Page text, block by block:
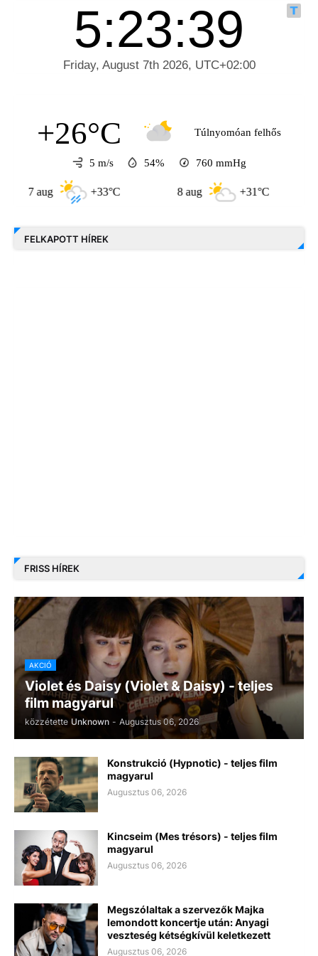
+26°C Túlnyomóan felhős
5 m/s 54% 760 mmHg
+33°C +31°C
FELKAPOTT HÍREK
FRISS HÍREK
AKCIÓ
Violet és Daisy (Violet & Daisy) - teljes
film magyarul
közzétette Unknown - Augusztus 06, 2026
Konstrukció (Hypnotic) - teljes film
magyarul
Augusztus 06, 2026
Kincseim (Mes trésors) - teljes film
magyarul
Augusztus 06, 2026
Megszólaltak a szervezők Majka
lemondott koncertje után: Anyagi
veszteség kétségkívül keletkezett
Augusztus 06, 2026